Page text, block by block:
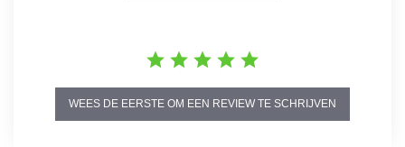
WEES DE EERSTE OM EEN REVIEW TE SCHRIJVEN